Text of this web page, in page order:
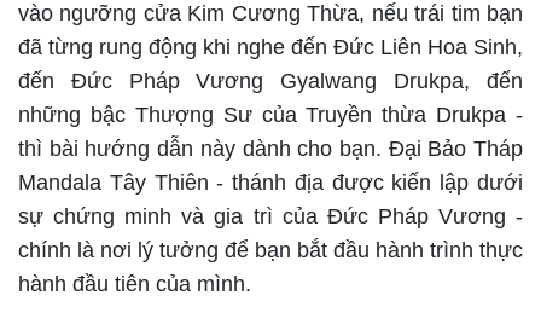
vào ngưỡng cửa Kim Cương Thừa, nếu trái tim bạn
đã từng rung động khi nghe đến Đức Liên Hoa Sinh,
đến Đức Pháp Vương Gyalwang Drukpa, đến
những bậc Thượng Sư của Truyền thừa Drukpa -
thì bài hướng dẫn này dành cho bạn. Đại Bảo Tháp
Mandala Tây Thiên - thánh địa được kiến lập dưới
sự chứng minh và gia trì của Đức Pháp Vương -
chính là nơi lý tưởng để bạn bắt đầu hành trình thực
hành đầu tiên của mình.